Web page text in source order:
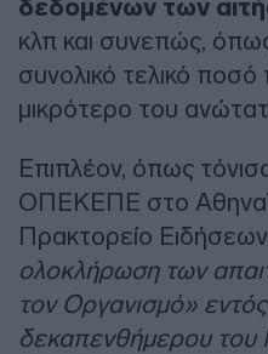
δεδομένων των
κλπ και συνεπώς,
συνολικό τελικό
μικρότερο του
Επιπλέον, όπως
ΟΠΕΚΕΠΕ στο
Πρακτορείο Ειδήσεων
ολοκλήρωση των
τον Οργανισμό»
δεκαπενθήμερου του